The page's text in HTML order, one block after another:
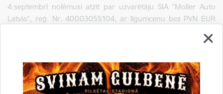
4.septembrī nolēmusi atzīt par uzvarētāju SIA “Moller Auto
Latvia”, reģ. Nr. 40003055104, ar līgumcenu bez PVN EUR
Drukāt lapu